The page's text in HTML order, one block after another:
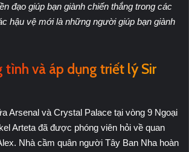
đạo giúp bạn giành chiến thắng trong các
hậu vệ mới là những người giúp bạn giành
tình và áp dụng triết lý Sir
Arsenal và Crystal Palace tại vòng 9 Ngoại
Arteta đã được phóng viên hỏi về quan
Nhà cầm quân người Tây Ban Nha hoàn